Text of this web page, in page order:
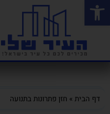
פתח סרגל נגישות
דף הבית » חזן פתרונות בתנועה